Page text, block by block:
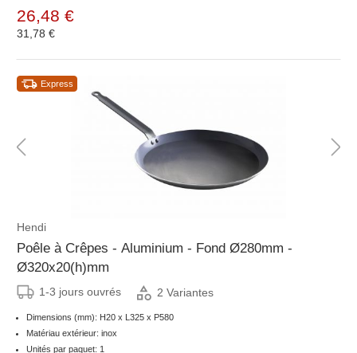
26,48 €
31,78 €
Express
Hendi
Poêle à Crêpes - Aluminium - Fond Ø280mm -
Ø320x20(h)mm
1-3 jours ouvrés 2 Variantes
Dimensions (mm): H20 x L325 x P580
Matériau extérieur: inox
Unités par paquet: 1